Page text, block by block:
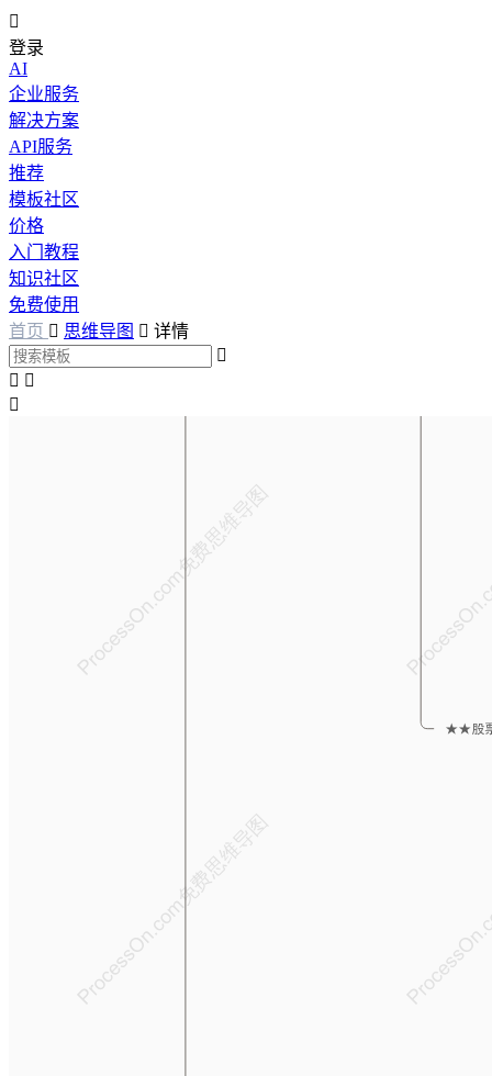

登录
AI
企业服务
解决方案
API服务
推荐
模板社区
价格
入门教程
知识社区
免费使用
首页  思维导图  详情

 
